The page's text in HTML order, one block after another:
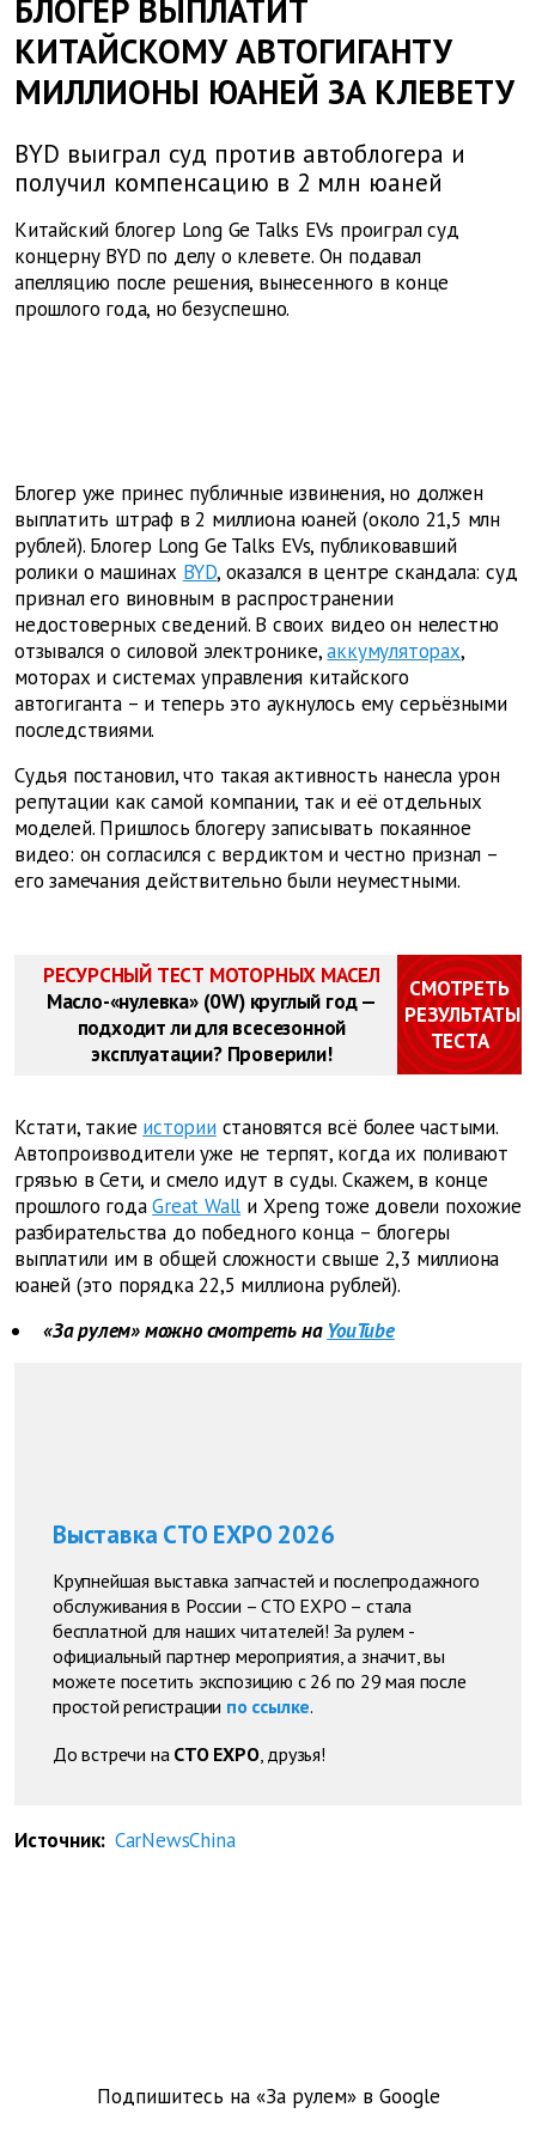
БЛОГЕР ВЫПЛАТИТ
КИТАЙСКОМУ АВТОГИГАНТУ
МИЛЛИОНЫ ЮАНЕЙ ЗА КЛЕВЕТУ
BYD выиграл суд против автоблогера и
получил компенсацию в 2 млн юаней
Китайский блогер Long Ge Talks EVs проиграл суд
концерну BYD по делу о клевете. Он подавал
апелляцию после решения, вынесенного в конце
прошлого года, но безуспешно.
Блогер уже принес публичные извинения, но должен
выплатить штраф в 2 миллиона юаней (около 21,5 млн
рублей). Блогер Long Ge Talks EVs, публиковавший
ролики о машинах BYD, оказался в центре скандала: суд
признал его виновным в распространении
недостоверных сведений. В своих видео он нелестно
отзывался о силовой электронике, аккумуляторах,
моторах и системах управления китайского
автогиганта – и теперь это аукнулось ему серьёзными
последствиями.
Судья постановил, что такая активность нанесла урон
репутации как самой компании, так и её отдельных
моделей. Пришлось блогеру записывать покаянное
видео: он согласился с вердиктом и честно признал –
его замечания действительно были неуместными.
РЕСУРСНЫЙ ТЕСТ МОТОРНЫХ МАСЕЛ
Масло-«нулевка» (0W) круглый год —
подходит ли для всесезонной
эксплуатации? Проверили!
СМОТРЕТЬ
РЕЗУЛЬТАТЫ
ТЕСТА
Кстати, такие историистановятся всё более частыми.
Автопроизводители уже не терпят, когда их поливают
грязью в Сети, и смело идут в суды. Скажем, в конце
прошлого года Great Wall и Xpeng тоже довели похожие
разбирательства до победного конца – блогеры
выплатили им в общей сложности свыше 2,3 миллиона
юаней (это порядка 22,5 миллиона рублей).
«За рулем» можно смотреть на YouTube
Выставка СТО EXPO 2026
Крупнейшая выставка запчастей и послепродажного
обслуживания в России – СТО EXPO – стала
бесплатной для наших читателей! За рулем -
официальный партнер мероприятия, а значит, вы
можете посетить экспозицию с 26 по 29 мая после
простой регистрации по ссылке.
До встречи на СТО EXPO, друзья!
Источник: CarNewsChina
Подпишитесь на «За рулем» в Google